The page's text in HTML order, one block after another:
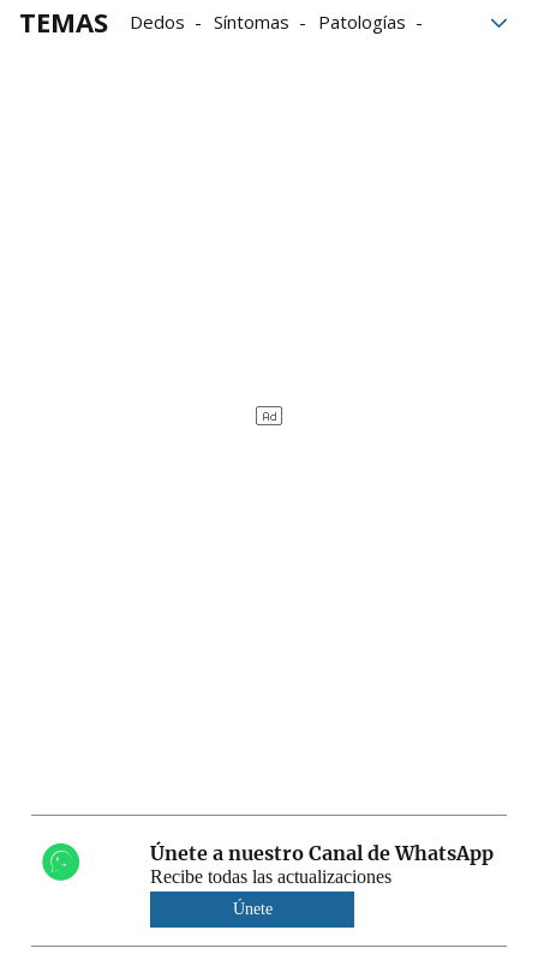
TEMAS Dedos Síntomas
Patologías
Únete a nuestro Canal de WhatsApp
Recibe todas las actualizaciones
Únete